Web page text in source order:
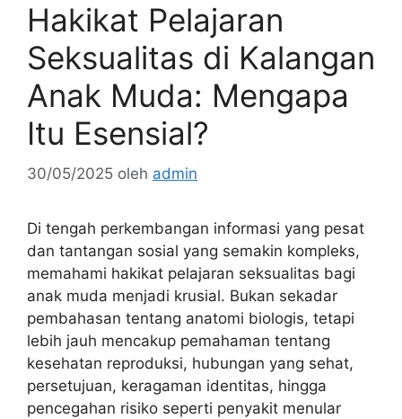
Hakikat Pelajaran
Seksualitas di Kalangan
Anak Muda: Mengapa
Itu Esensial?
30/05/2025 oleh admin
Di tengah perkembangan informasi yang pesat
dan tantangan sosial yang semakin kompleks,
memahami hakikat pelajaran seksualitas bagi
anak muda menjadi krusial. Bukan sekadar
pembahasan tentang anatomi biologis, tetapi
lebih jauh mencakup pemahaman tentang
kesehatan reproduksi, hubungan yang sehat,
persetujuan, keragaman identitas, hingga
pencegahan risiko seperti penyakit menular